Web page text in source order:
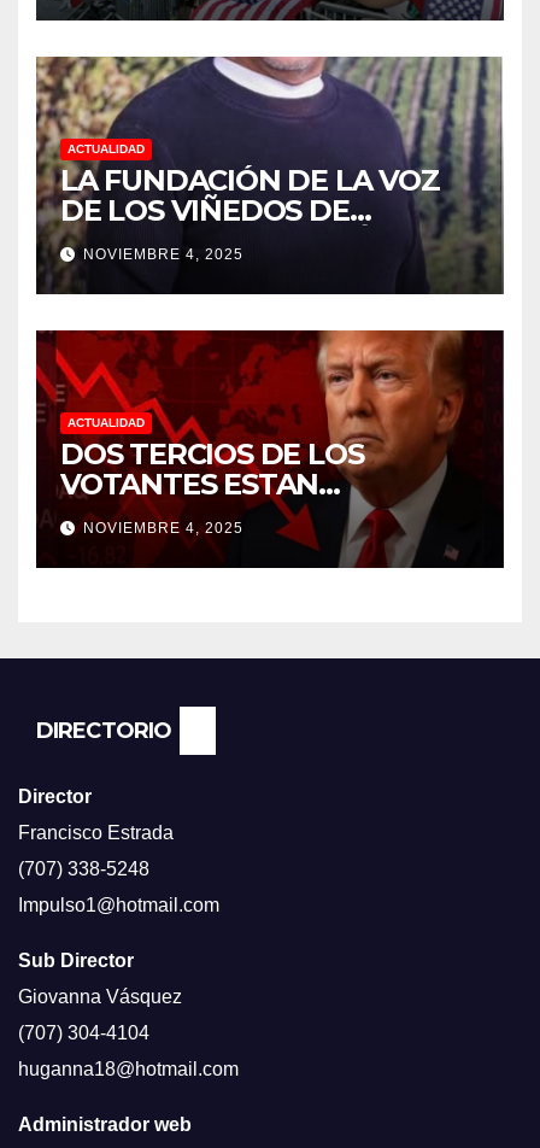
ACTUALIDAD
LA FUNDACIÓN DE LA VOZ
DE LOS VIÑEDOS DE
SONOMA RECONOCIÓ A
CUATRO “ EMPLEADOS DEL
MES” POR SU LIDERAZGO Y
DEDICACIÓN EN LOS
VIÑEDOS
NOVIEMBRE 4, 2025
ACTUALIDAD
DOS TERCIOS DE LOS
VOTANTES ESTAN
FRUSTRADOS CON TRUMP
PORQUE EL COSTO DE VIDA
CADA DIA SUBE Y LA
NEWS.
NOVIEMBRE 4, 2025
DIRECTORIO
Director
Francisco Estrada
(707) 338-5248
Impulso1@hotmail.com
Sub Director
Giovanna Vásquez
(707) 304-4104
huganna18@hotmail.com
Administrador web